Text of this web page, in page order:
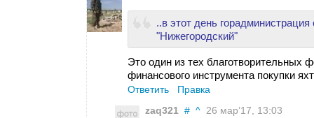
..в этот день
"Нижегородский"
Это один из тех благотворительных
финансового инструмента покупки
Ответить
Правка
zaq321 # ^ 26 мар’17, 13:03